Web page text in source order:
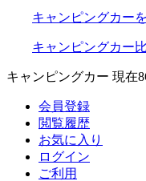
キャンピングカー
キャンピングカー
キャンピングカー 現在
会員登録
閲覧履歴
お気に入り
ログイン
ご利用